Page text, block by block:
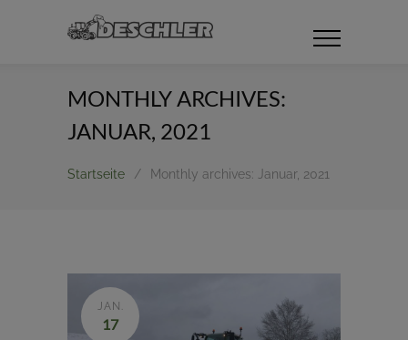
MONTHLY ARCHIVES:
JANUAR, 2021
Startseite / Monthly archives: Januar, 2021
JAN.
17